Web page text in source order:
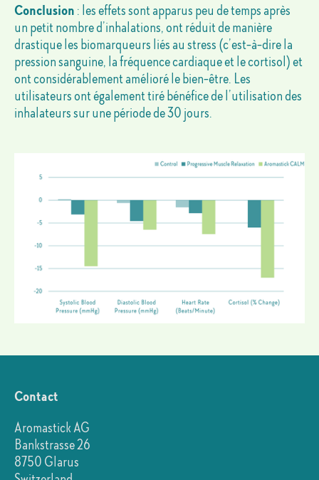
Conclusion: les effets sont apparus peu de temps après
un petit nombre d’inhalations, ont réduit de manière
drastique les biomarqueurs liés au stress (c’est-à-dire la
pression sanguine, la fréquence cardiaque et le cortisol) et
ont considérablement amélioré le bien-être. Les
utilisateurs ont également tiré bénéfice de l’utilisation des
inhalateurs sur une période de 30 jours.
Contact
Aromastick AG
Bankstrasse 26
8750 Glarus